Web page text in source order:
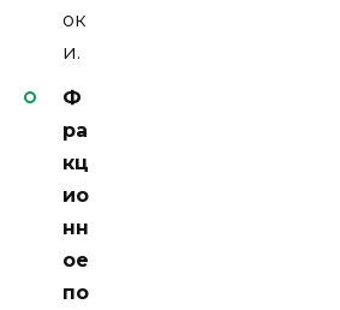
ок
и.
Ф
ра
кц
ио
нн
ое
по